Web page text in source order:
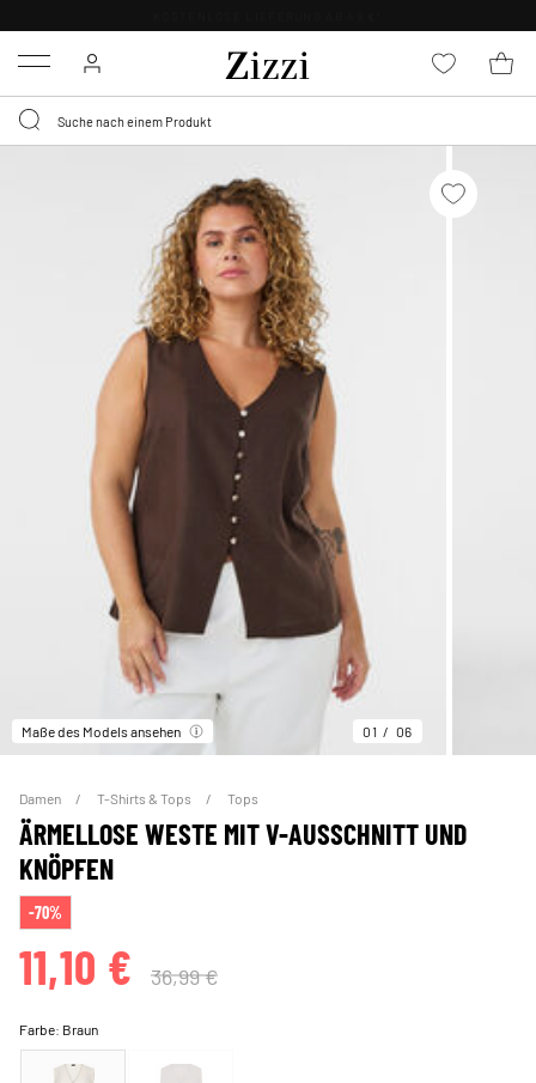
Menu
Maße des Models ansehen 01 06
Damen T-Shirts & Tops Tops
ÄRMELLOSE WESTE MIT V-AUSSCHNITT UND
KNÖPFEN
-70%
11,10 € 36,99 €
Farbe: Braun